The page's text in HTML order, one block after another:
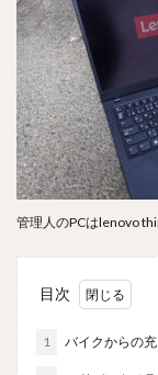
管理人のPCはlenovo
目次
1 バイクからの充